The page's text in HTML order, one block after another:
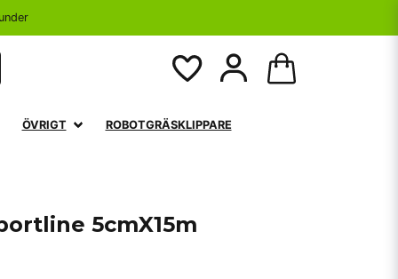
ÖVRIGT ROBOTGRÄSKLIPPARE
5cmX15m